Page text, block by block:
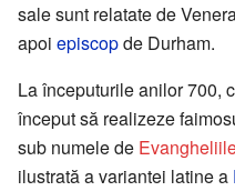
sale sunt relatate de
apoi episcopde Durham.
La începuturile anilor 700,
început să realizeze
sub numele de
ilustrată a variantei latine a